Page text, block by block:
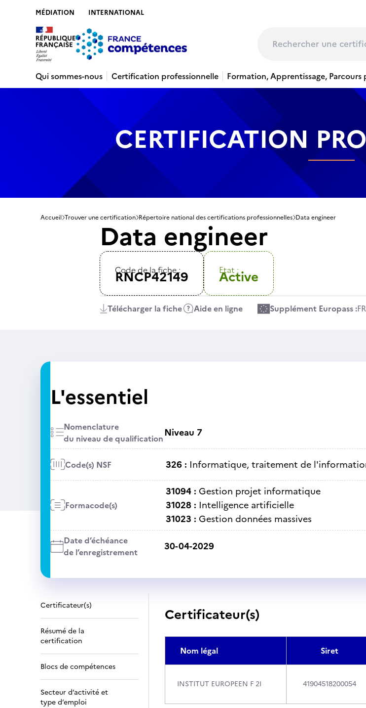
MÉDIATION INTERNATIONAL
Qui sommes-nous
Certification professionnelle Formation, Apprentissage, Parcours
CERTIFICATION
Accueil Trouver une certification Répertoire national des certifications professionnelles Data engineer
Data engineer
Code de la fiche :
RNCP42149 Etat :
Active
Télécharger la fiche Aide en ligne Supplément Europass :FR
L'essentiel
Nomenclature
du niveau de qualificationNiveau 7
Code(s) NSF 326 : Informatique, traitement de
Formacode(s)
31094 : Gestion projet informatique
31028 : Intelligence artificielle
31023 : Gestion données massives
Date d’échéance
de l’enregistrement
30-04-2029
Certificateur(s)
Résumé de la
certification
Blocs de compétences
Secteur d’activité et
type d’emploi
Certificateur(s)
Nom légal Siret
INSTITUT EUROPEEN F 2I 41904518200054